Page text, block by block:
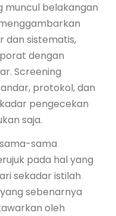
muncul belakangan
dan sistematis,
dengan
Screening
protokol, dan
pengecekan
saja.
sama
pada hal yang
sekadar istilah
sebenarnya
oleh